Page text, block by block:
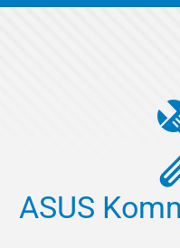
ASUS